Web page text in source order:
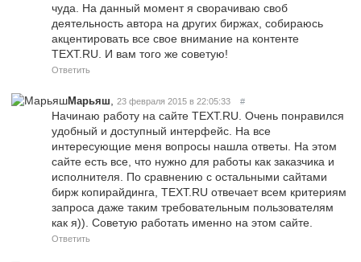
чуда. На данный момент я сворачиваю своб
деятельность автора на других биржах, собираюсь
акцентировать все свое внимание на контенте
TEXT.RU. И вам того же советую!
Ответить
Марьяш 23 февраля 2015 в 22:05:33 #
Начинаю работу на сайте TEXT.RU. Очень понравился
удобный и доступный интерфейс. На все
интересующие меня вопросы нашла ответы. На этом
сайте есть все, что нужно для работы как заказчика и
исполнителя. По сравнению с остальными сайтами
бирж копирайдинга, TEXT.RU отвечает всем критериям
запроса даже таким требовательным пользователям
как я)). Советую работать именно на этом сайте.
Ответить